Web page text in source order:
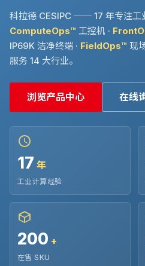
科拉德 CESIPC ── 17 年专注工
ComputeOps™ 工控机 ·
IP69K 洁净终端 · FieldOps™ 现
服务 14 大行业。
浏览产品中心 在线
17 年
工业计算经验
200 +
在售 SKU